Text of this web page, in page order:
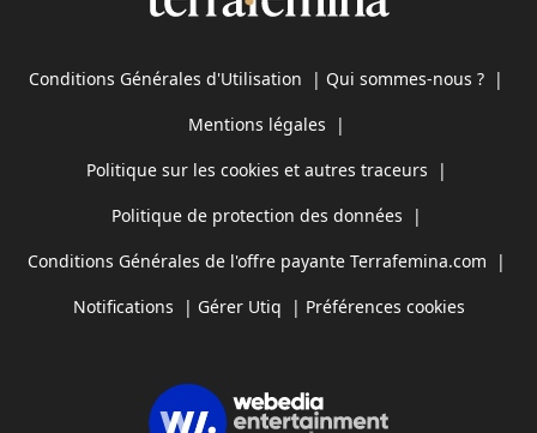
Conditions Générales d'Utilisation | Qui sommes-nous ? |
Mentions légales |
Politique sur les cookies et autres traceurs |
Politique de protection des données |
Conditions Générales de l'offre payante Terrafemina.com |
Notifications | Gérer Utiq | Préférences cookies